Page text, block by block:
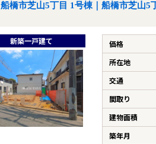
船橋市芝山5丁目 1号棟｜船橋市芝山5
新築一戸建て 価格
所在地
交通
間取り
建物面積
築年月